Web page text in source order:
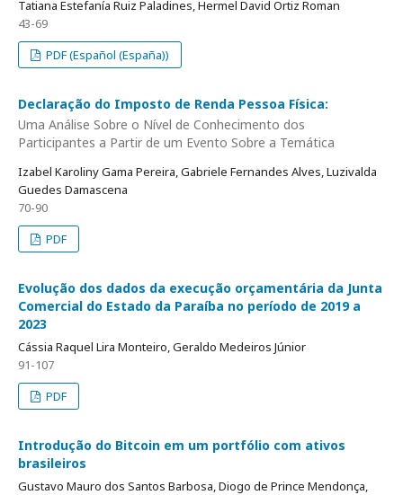
Tatiana Estefanía Ruiz Paladines, Hermel David Ortiz Roman
43-69
PDF (Español (España))
Declaração do Imposto de Renda Pessoa Física:
Uma Análise Sobre o Nível de Conhecimento dos
Participantes a Partir de um Evento Sobre a Temática
Izabel Karoliny Gama Pereira, Gabriele Fernandes Alves, Luzivalda
Guedes Damascena
70-90
PDF
Evolução dos dados da execução orçamentária da Junta
Comercial do Estado da Paraíba no período de 2019 a
2023
Cássia Raquel Lira Monteiro, Geraldo Medeiros Júnior
91-107
PDF
Introdução do Bitcoin em um portfólio com ativos
brasileiros
Gustavo Mauro dos Santos Barbosa, Diogo de Prince Mendonça,